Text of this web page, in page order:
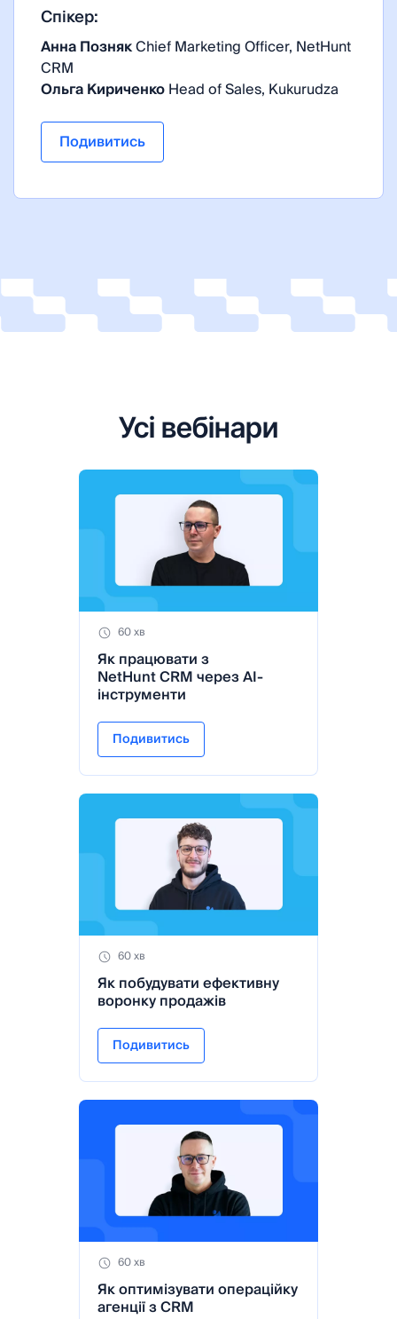
Спікер:
Анна ПознякChief Marketing Officer, NetHunt
CRM
Ольга КириченкоHead of Sales, Kukurudza
Подивитись
Усі вебінари
60 хв
Як працювати з
NetHunt CRM через AI-
інструменти
Подивитись
60 хв
Як побудувати ефективну
воронку продажів
Подивитись
60 хв
Як оптимізувати операційку
агенції з CRM